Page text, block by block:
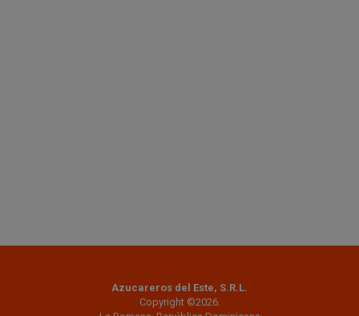
Azucareros del Este, S.R.L.
Copyright ©2026.